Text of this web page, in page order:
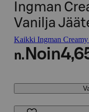
Ingman
Vanilja
Kaikki Ingman Creamy
n. Noin